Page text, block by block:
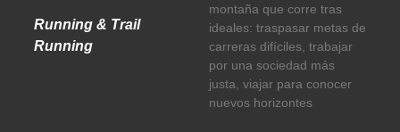
Running & Trail
Running
montaña que corre tras
ideales: traspasar metas de
carreras difíciles, trabajar
por una sociedad más
justa, viajar para conocer
nuevos horizontes